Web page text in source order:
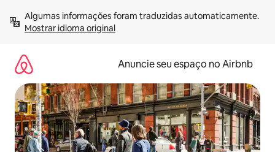
para
Mostrar idioma original
Anuncie seu espaço no Airbnb